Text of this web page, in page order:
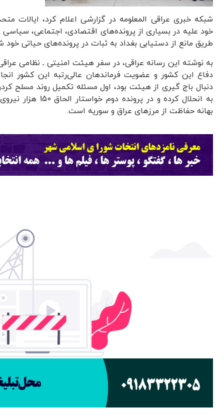
شبکه خبری عراقی المعلومه در گزارشی اعلام کرد،
خود علیه در بسیاری از پرونده‌های اقتصادی، اجتماعی، سیاسی
طریق مانع از دستیابی بغداد به ثبات در پرونده‌های حیاتی خود
به نوشته این رسانه عراقی، در سفر هیئت امنیتی ـ نظامی
دفاع این کشور و عضویت فرماندهان عالی‌رتبه این کشور
دنبال باج گیری از هیئت بود، اول مسئله تکمیل روند مسلح
به انحلال کرده و در
بهانه حفاظت از مرزهای عراق و سوریه است.